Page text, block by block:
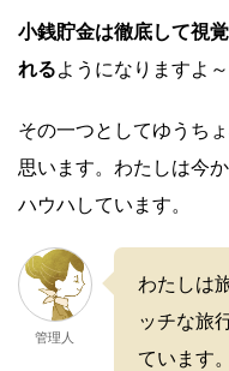
小銭貯金は徹底して視
れるようになりますよ～
その一つとしてゆうち
思います。わたしは今
ハウハしています。
管理人
わたしは
ッチな旅
ています